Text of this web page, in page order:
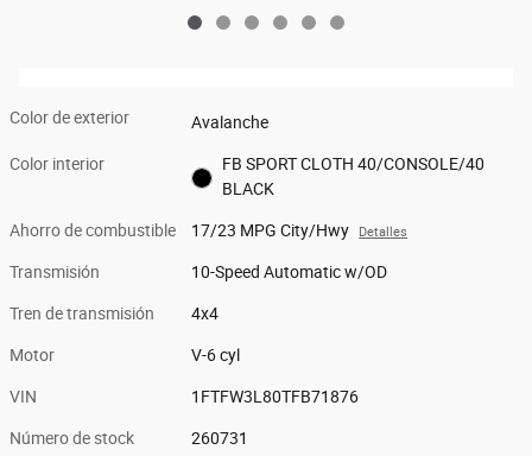
Color de exterior Avalanche
Color interior
FB SPORT CLOTH 40/CONSOLE/40
BLACK
Ahorro de combustible 17/23 MPG City/Hwy Detalles
Transmisión 10-Speed Automatic w/OD
Tren de transmisión 4x4
Motor V-6 cyl
VIN 1FTFW3L80TFB71876
Número de stock 260731